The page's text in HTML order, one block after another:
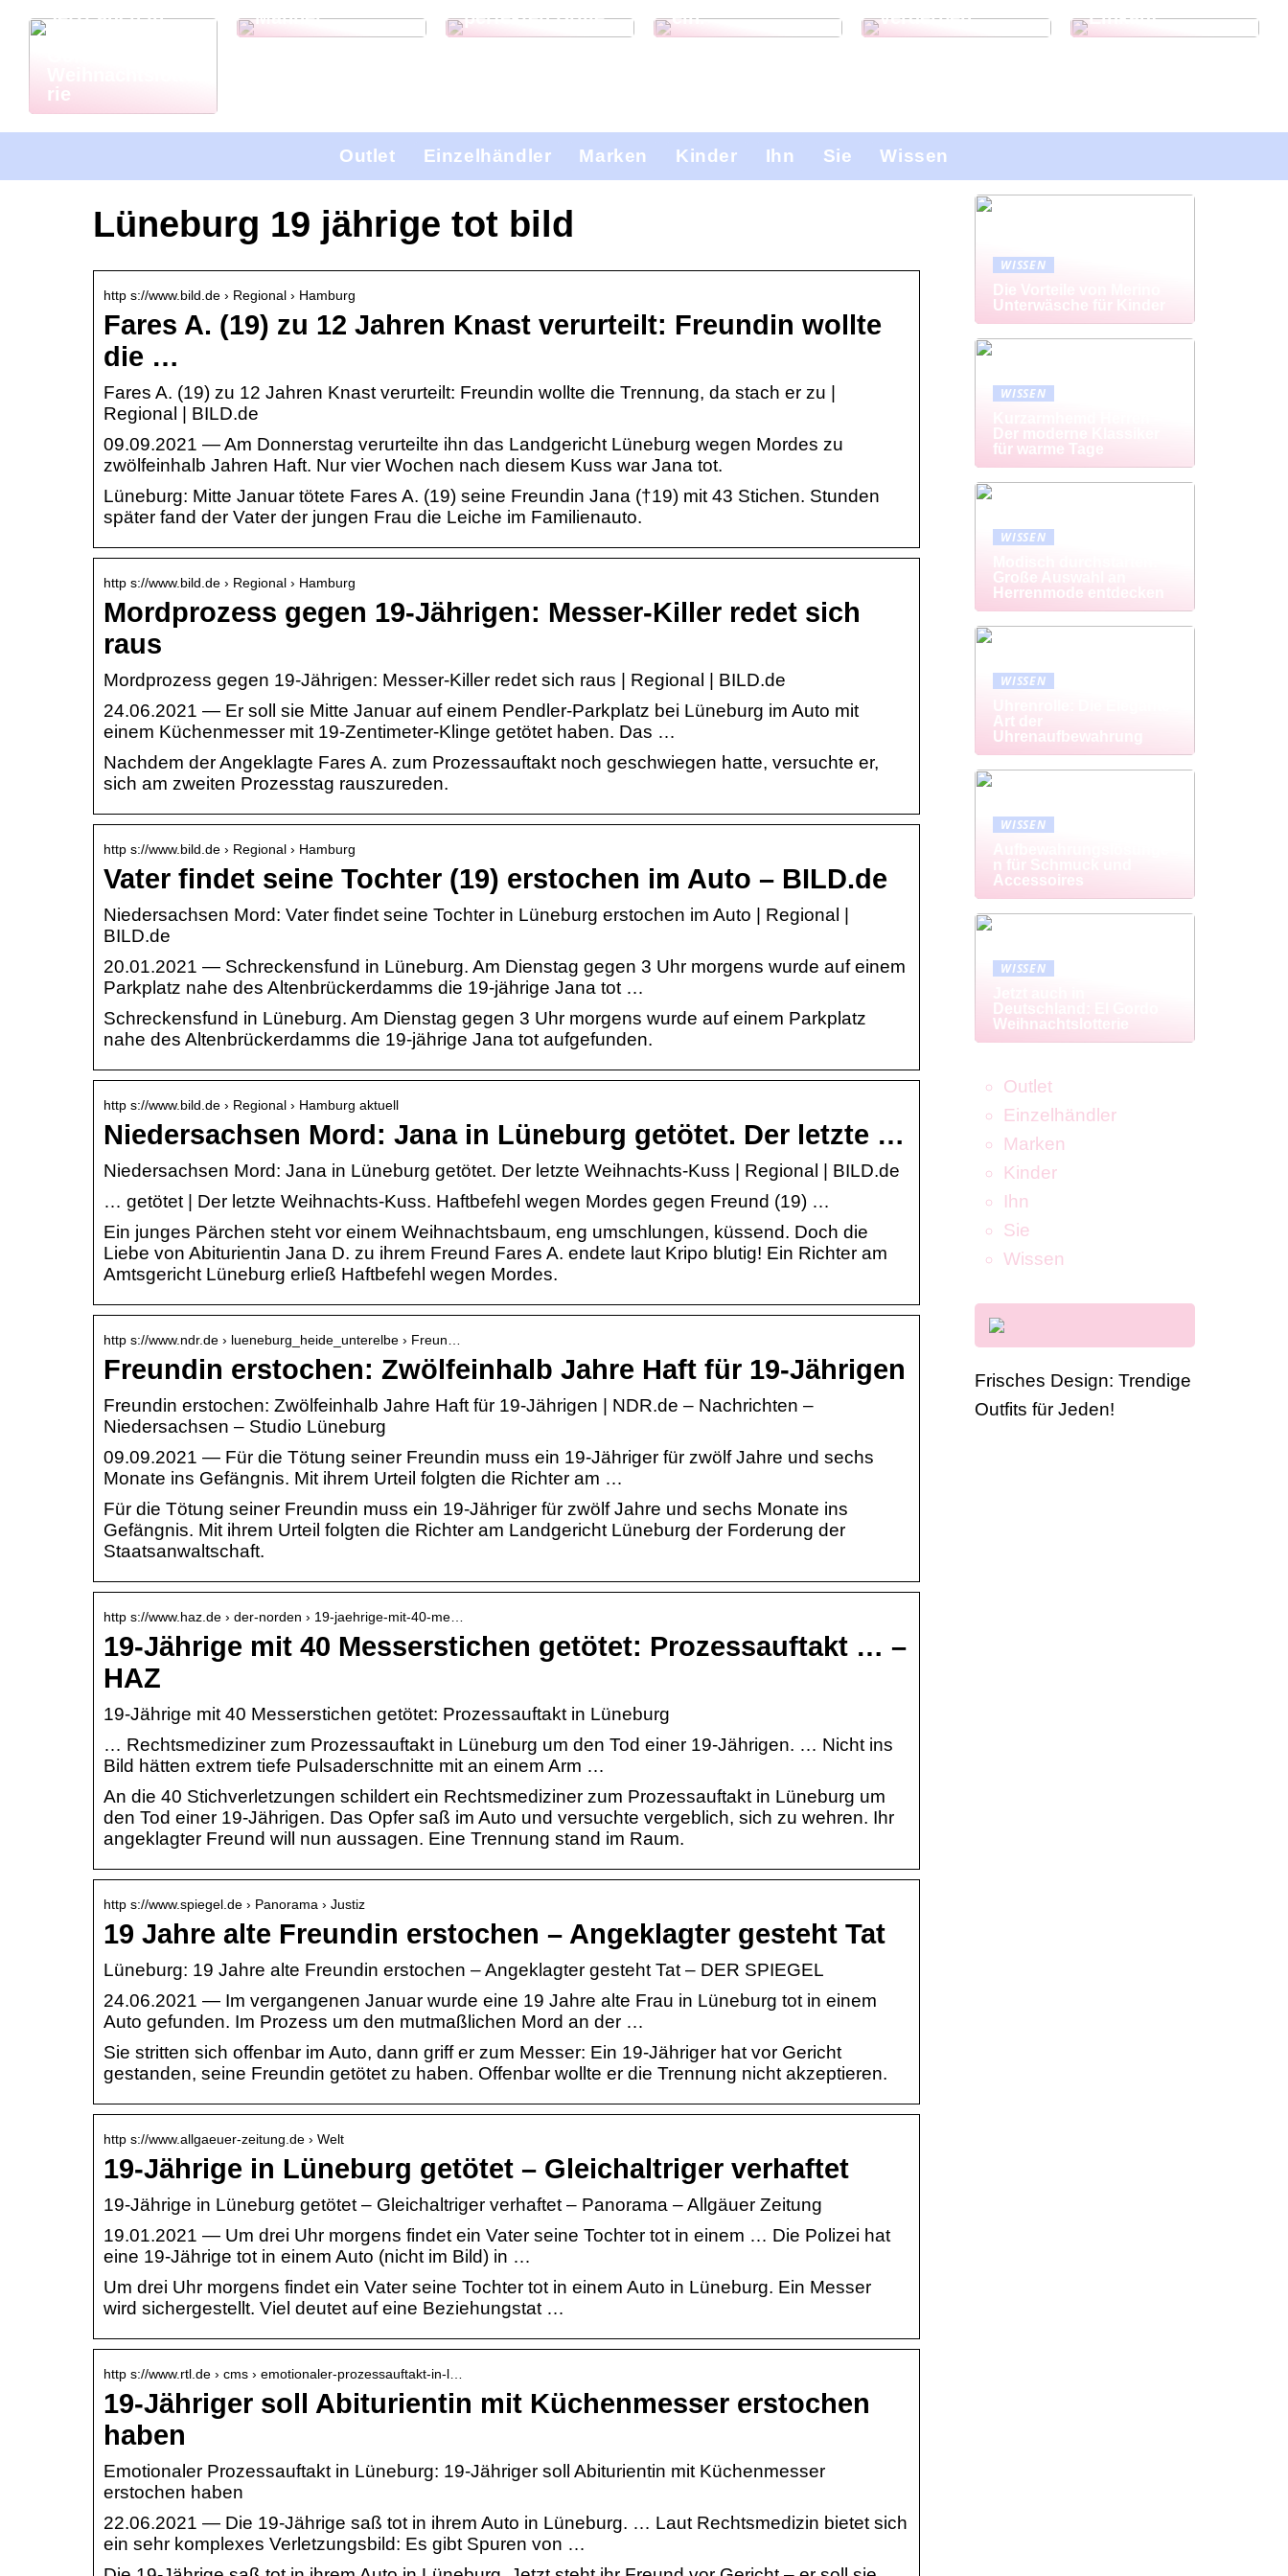
Jetzt auch in
rie
Männer
perfekten Brille
ein.
verderben
Einkauf
Outlet Einzelhändler Marken Kinder Ihn Sie Wissen
Lüneburg 19 jährige tot bild
http s://www.bild.de › Regional › Hamburg
Fares A. (19) zu 12 Jahren Knast verurteilt: Freundin wollte
die …
Fares A. (19) zu 12 Jahren Knast verurteilt: Freundin wollte die Trennung, da stach er zu |
Regional | BILD.de
09.09.2021 — Am Donnerstag verurteilte ihn das Landgericht Lüneburg wegen Mordes zu
zwölfeinhalb Jahren Haft. Nur vier Wochen nach diesem Kuss war Jana tot.
Lüneburg: Mitte Januar tötete Fares A. (19) seine Freundin Jana (†19) mit 43 Stichen. Stunden
später fand der Vater der jungen Frau die Leiche im Familienauto.
http s://www.bild.de › Regional › Hamburg
Mordprozess gegen 19-Jährigen: Messer-Killer redet sich
raus
Mordprozess gegen 19-Jährigen: Messer-Killer redet sich raus | Regional | BILD.de
24.06.2021 — Er soll sie Mitte Januar auf einem Pendler-Parkplatz bei Lüneburg im Auto mit
einem Küchenmesser mit 19-Zentimeter-Klinge getötet haben. Das …
Nachdem der Angeklagte Fares A. zum Prozessauftakt noch geschwiegen hatte, versuchte er,
sich am zweiten Prozesstag rauszureden.
http s://www.bild.de › Regional › Hamburg
Vater findet seine Tochter (19) erstochen im Auto – BILD.de
Niedersachsen Mord: Vater findet seine Tochter in Lüneburg erstochen im Auto | Regional |
BILD.de
20.01.2021 — Schreckensfund in Lüneburg. Am Dienstag gegen 3 Uhr morgens wurde auf einem
Parkplatz nahe des Altenbrückerdamms die 19-jährige Jana tot …
Schreckensfund in Lüneburg. Am Dienstag gegen 3 Uhr morgens wurde auf einem Parkplatz
nahe des Altenbrückerdamms die 19-jährige Jana tot aufgefunden.
http s://www.bild.de › Regional › Hamburg aktuell
Niedersachsen Mord: Jana in Lüneburg getötet. Der letzte …
Niedersachsen Mord: Jana in Lüneburg getötet. Der letzte Weihnachts-Kuss | Regional | BILD.de
… getötet | Der letzte Weihnachts-Kuss. Haftbefehl wegen Mordes gegen Freund (19) …
Ein junges Pärchen steht vor einem Weihnachtsbaum, eng umschlungen, küssend. Doch die
Liebe von Abiturientin Jana D. zu ihrem Freund Fares A. endete laut Kripo blutig! Ein Richter am
Amtsgericht Lüneburg erließ Haftbefehl wegen Mordes.
http s://www.ndr.de › lueneburg_heide_unterelbe › Freun…
Freundin erstochen: Zwölfeinhalb Jahre Haft für 19-Jährigen
Freundin erstochen: Zwölfeinhalb Jahre Haft für 19-Jährigen | NDR.de – Nachrichten –
Niedersachsen – Studio Lüneburg
09.09.2021 — Für die Tötung seiner Freundin muss ein 19-Jähriger für zwölf Jahre und sechs
Monate ins Gefängnis. Mit ihrem Urteil folgten die Richter am …
Für die Tötung seiner Freundin muss ein 19-Jähriger für zwölf Jahre und sechs Monate ins
Gefängnis. Mit ihrem Urteil folgten die Richter am Landgericht Lüneburg der Forderung der
Staatsanwaltschaft.
http s://www.haz.de › der-norden › 19-jaehrige-mit-40-me…
19-Jährige mit 40 Messerstichen getötet: Prozessauftakt … –
HAZ
19-Jährige mit 40 Messerstichen getötet: Prozessauftakt in Lüneburg
… Rechtsmediziner zum Prozessauftakt in Lüneburg um den Tod einer 19-Jährigen. … Nicht ins
Bild hätten extrem tiefe Pulsaderschnitte mit an einem Arm …
An die 40 Stichverletzungen schildert ein Rechtsmediziner zum Prozessauftakt in Lüneburg um
den Tod einer 19-Jährigen. Das Opfer saß im Auto und versuchte vergeblich, sich zu wehren. Ihr
angeklagter Freund will nun aussagen. Eine Trennung stand im Raum.
http s://www.spiegel.de › Panorama › Justiz
19 Jahre alte Freundin erstochen – Angeklagter gesteht Tat
Lüneburg: 19 Jahre alte Freundin erstochen – Angeklagter gesteht Tat – DER SPIEGEL
24.06.2021 — Im vergangenen Januar wurde eine 19 Jahre alte Frau in Lüneburg tot in einem
Auto gefunden. Im Prozess um den mutmaßlichen Mord an der …
Sie stritten sich offenbar im Auto, dann griff er zum Messer: Ein 19-Jähriger hat vor Gericht
gestanden, seine Freundin getötet zu haben. Offenbar wollte er die Trennung nicht akzeptieren.
http s://www.allgaeuer-zeitung.de › Welt
19-Jährige in Lüneburg getötet – Gleichaltriger verhaftet
19-Jährige in Lüneburg getötet – Gleichaltriger verhaftet – Panorama – Allgäuer Zeitung
19.01.2021 — Um drei Uhr morgens findet ein Vater seine Tochter tot in einem … Die Polizei hat
eine 19-Jährige tot in einem Auto (nicht im Bild) in …
Um drei Uhr morgens findet ein Vater seine Tochter tot in einem Auto in Lüneburg. Ein Messer
wird sichergestellt. Viel deutet auf eine Beziehungstat …
http s://www.rtl.de › cms › emotionaler-prozessauftakt-in-l…
19-Jähriger soll Abiturientin mit Küchenmesser erstochen
haben
Emotionaler Prozessauftakt in Lüneburg: 19-Jähriger soll Abiturientin mit Küchenmesser
erstochen haben
22.06.2021 — Die 19-Jährige saß tot in ihrem Auto in Lüneburg. … Laut Rechtsmedizin bietet sich
ein sehr komplexes Verletzungsbild: Es gibt Spuren von …
WISSEN
Die Vorteile von Merino
Unterwäsche für Kinder
WISSEN
Der moderne Klassiker
für warme Tage
WISSEN
Große Auswahl an
Herrenmode entdecken
WISSEN
Art der
Uhrenaufbewahrung
WISSEN
n für Schmuck und
Accessoires
WISSEN
Deutschland: El Gordo
Weihnachtslotterie
Outlet
Einzelhändler
Marken
Kinder
Ihn
Sie
Wissen
Frisches Design: Trendige
Outfits für Jeden!